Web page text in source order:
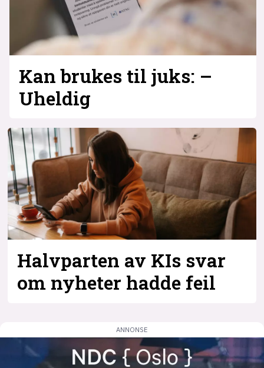
Kan brukes til juks: –
Uheldig
Halvparten av KIs svar
om nyheter hadde feil